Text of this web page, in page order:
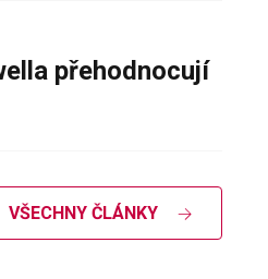
přehodnocují
VŠECHNY ČLÁNKY